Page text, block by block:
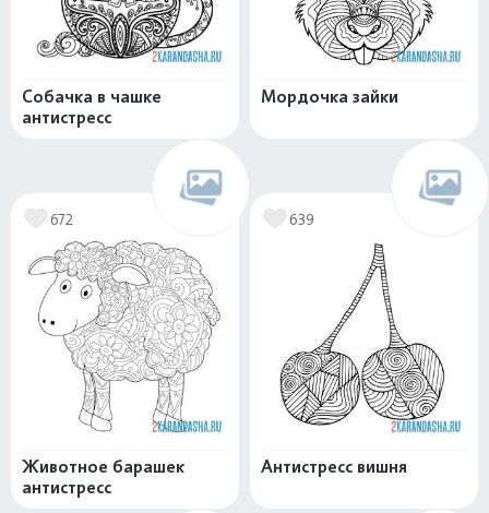
Собачка в чашке
антистресс
Мордочка зайки
672
Животное барашек
антистресс
639
Антистресс вишня